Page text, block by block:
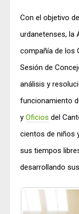
Con el objetivo
urdanetenses, la
compañía de los
Sesión de
análisis y
funcionamiento
y Oficios del
cientos de niños
sus tiempos
desarrollando